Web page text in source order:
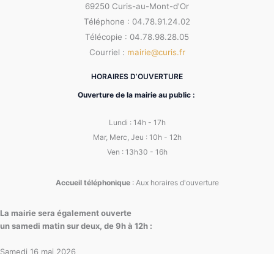
69250 Curis-au-Mont-d'Or
Téléphone : 04.78.91.24.02
Télécopie : 04.78.98.28.05
Courriel : mairie@curis.fr
HORAIRES D’OUVERTURE
Ouverture de la mairie au public :
Lundi : 14h - 17h
Mar, Merc, Jeu : 10h - 12h
Ven : 13h30 - 16h
Accueil téléphonique: Aux horaires d'ouverture
La mairie sera également ouverte
un samedi matin sur deux, de 9h à 12h :
Samedi 16 mai 2026